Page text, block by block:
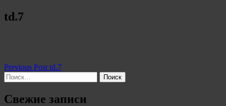
td.7
Навигация
по
записям
Previous Post td.7
Найти:
Свежие записи